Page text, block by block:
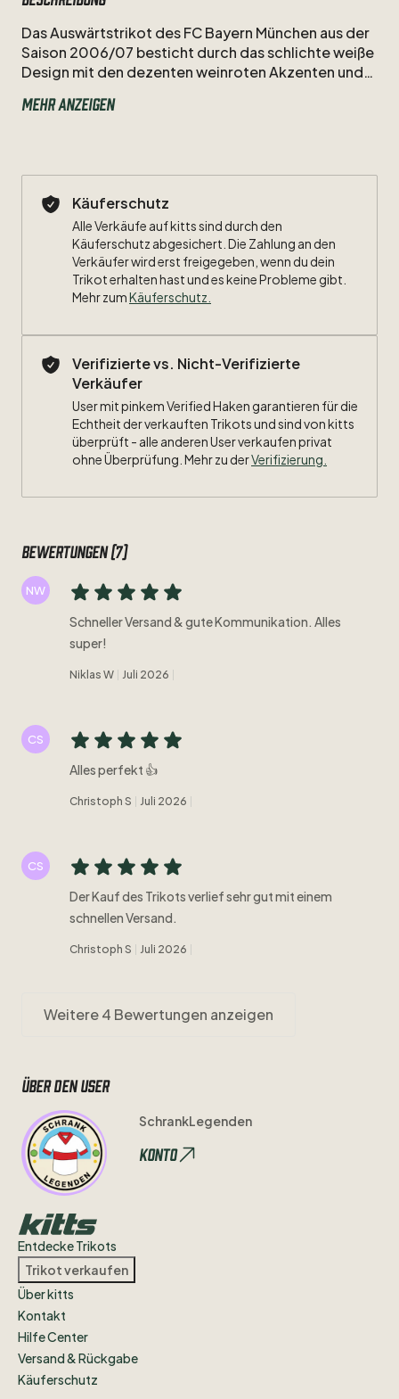
DasAuswärtstrikot desFCBayern München ausder
Saison 2006​/​07 besticht durch dasschlichteweiße
Design mit den dezentenweinrotenAkzenten und
Neuzugangerst
KaderdesRekordmeisterseinbrachte,umdie
XL
61cm
Zustand:8​/​10
Beflockung:#8Altintop
Besonderheit:BundesligaPatch
Mehr anzeigen
Käuferschutz
Alle Verkäufe auf kitts sind durch den
Käuferschutz abgesichert. Die Zahlung an den
Verkäufer wird erst freigegeben, wenn du dein
Trikot erhalten hast und es keine Probleme gibt.
Mehr zumKäuferschutz
Verifizierte vs. Nicht-Verifizierte
Verkäufer
User mit pinkem Verified Haken garantieren für die
Echtheit der verkauften Trikots und sind von kitts
überprüft - alle anderen User verkaufen privat
ohne Überprüfung. Mehr zu derVerifizierung.
Bewertungen (7)
NW
Schneller Versand & gute Kommunikation. Alles
super!
Niklas W Juli 2026
CS
Alles perfekt 👍
Christoph S Juli 2026
CS
Der Kauf des Trikots verlief sehr gut mit einem
schnellen Versand.
Christoph S Juli 2026
Weitere 4 Bewertungen anzeigen
Über den user
SchrankLegenden
Konto
Entdecke Trikots
Trikot verkaufen
Über kitts
Kontakt
Hilfe Center
Versand & Rückgabe
Käuferschutz